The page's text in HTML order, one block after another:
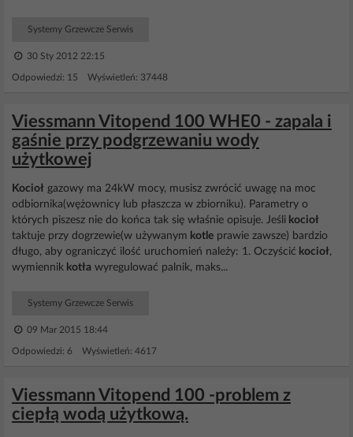
Systemy Grzewcze Serwis
30 Sty 2012 22:15
Odpowiedzi: 15 Wyświetleń: 37448
Viessmann Vitopend 100 WHE0 - zapala i
gaśnie przy podgrzewaniu wody
użytkowej
Kocioł gazowy ma 24kW mocy, musisz zwrócić uwagę na moc
odbiornika(wężownicy lub płaszcza w zbiorniku). Parametry o
których piszesz nie do końca tak się właśnie opisuje. Jeśli kocioł
taktuje przy dogrzewie(w używanym kotle prawie zawsze) bardzio
długo, aby ograniczyć ilość uruchomień należy: 1. Oczyścić kocioł,
wymiennik kotła wyregulować palnik, maks...
Systemy Grzewcze Serwis
09 Mar 2015 18:44
Odpowiedzi: 6 Wyświetleń: 4617
Viessmann Vitopend 100 -problem z
ciepłą wodą użytkową.